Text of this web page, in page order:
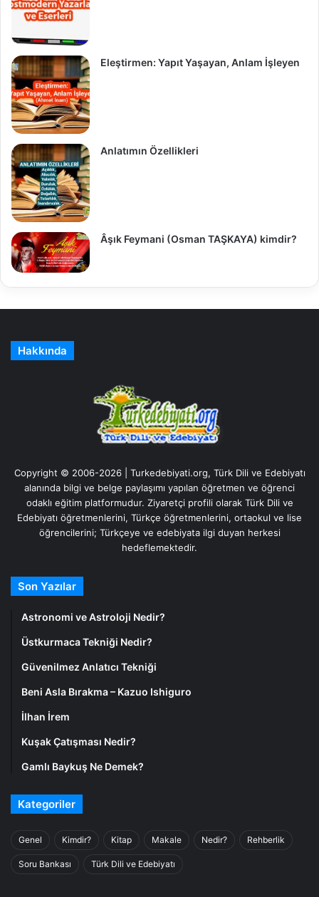
Eleştirmen: Yapıt Yaşayan, Anlam İşleyen
Anlatımın Özellikleri
Âşık Feymani (Osman TAŞKAYA) kimdir?
Hakkında
Copyright © 2006-2026 | Turkedebiyati.org, Türk Dili ve Edebiyatı
alanında bilgi ve belge paylaşımı yapılan öğretmen ve öğrenci
odaklı eğitim platformudur. Ziyaretçi profili olarak Türk Dili ve
Edebiyatı öğretmenlerini, Türkçe öğretmenlerini, ortaokul ve lise
öğrencilerini; Türkçeye ve edebiyata ilgi duyan herkesi
hedeflemektedir.
Son Yazılar
Astronomi ve Astroloji Nedir?
Üstkurmaca Tekniği Nedir?
Güvenilmez Anlatıcı Tekniği
Beni Asla Bırakma – Kazuo Ishiguro
İlhan İrem
Kuşak Çatışması Nedir?
Gamlı Baykuş Ne Demek?
Kategoriler
Genel Kimdir? Kitap Makale Nedir? Rehberlik
Soru Bankası Türk Dili ve Edebiyatı